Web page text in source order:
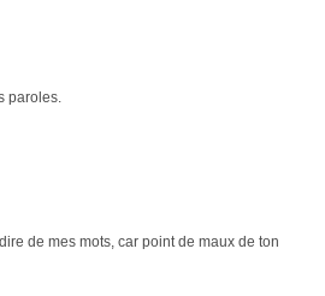
paroles.
de mes mots, car point de maux de ton